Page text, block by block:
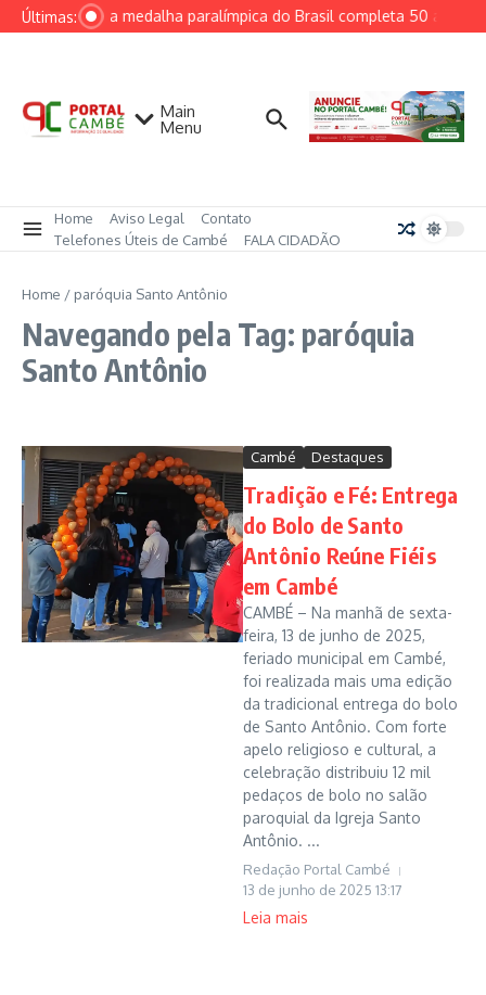
Ir para o conteúdo
Últimas:Primeira medalha paralímpica do Brasil completa 50 anos e
Main
Menu
Home Aviso Legal
Contato
Telefones Úteis de Cambé
FALA CIDADÃO
Home / paróquia Santo Antônio
Navegando pela Tag: paróquia
Santo Antônio
Cambé Destaques
Tradição e Fé: Entrega
do Bolo de Santo
Antônio Reúne Fiéis
em Cambé
CAMBÉ – Na manhã de sexta-
feira, 13 de junho de 2025,
feriado municipal em Cambé,
foi realizada mais uma edição
da tradicional entrega do bolo
de Santo Antônio. Com forte
apelo religioso e cultural, a
celebração distribuiu 12 mil
pedaços de bolo no salão
paroquial da Igreja Santo
Antônio. ...
Redação Portal Cambé
13 de junho de 2025 13:17
Leia mais